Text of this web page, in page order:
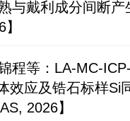
与戴利成分间断产
程等：LA-MC-
效应及锆石标样Si
2026】